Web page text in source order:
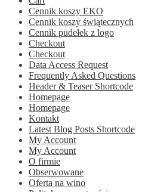
Cennik koszy EKO
Cennik koszy świątecznych
Cennik pudełek z logo
Checkout
Checkout
Data Access Request
Frequently Asked Questions
Header & Teaser Shortcode
Homepage
Homepage
Kontakt
Latest Blog Posts Shortcode
My Account
My Account
O firmie
Obserwowane
Oferta na wino